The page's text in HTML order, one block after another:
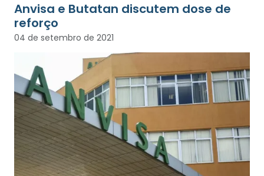
Anvisa e Butatan discutem dose de
reforço
04 de setembro de 2021